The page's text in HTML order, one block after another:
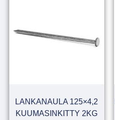
LANKANAULA 125×4,2
KUUMASINKITTY 2KG